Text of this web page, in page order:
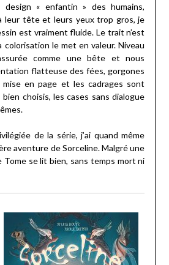
« enfantin » des humains,
leur tête et leurs yeux trop gros, je
est vraiment fluide. Le trait n’est
le met en valeur. Niveau
comme une bête et nous
flatteuse des fées, gorgones
en page et les cadrages sont
bien choisis, les cases sans dialogue
de la série, j’ai quand même
aventure de Sorceline. Malgré une
Tome se lit bien, sans temps mort ni